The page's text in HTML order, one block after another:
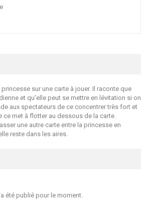
sur une carte à jouer. Il raconte que
et qu’elle peut se mettre en lévitation si on
aux spectateurs de ce concentrer très fort et
ce met à flotter au dessous de la carte.
une autre carte entre la princesse en
reste dans les aires.
été publié pour le moment.